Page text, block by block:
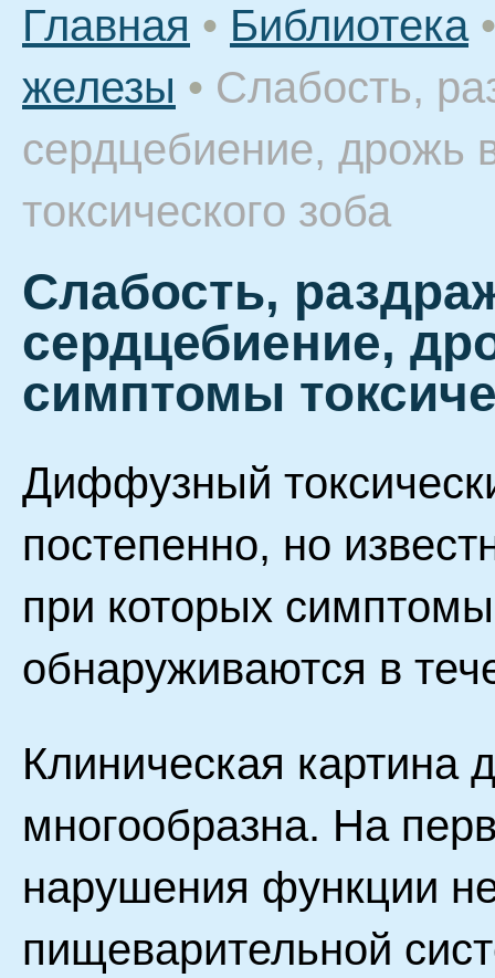
Главная • Библиотека •
железы • Слабость,
сердцебиение, дрожь
токсического зоба
Слабость,
сердцебиение,
симптомы
Диффузный
постепенно, но
при которых
обнаруживаются в
Клиническая картина
многообразна. На
нарушения функции
пищеварительной